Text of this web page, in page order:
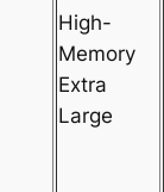
High-
Memory
Extra
Large